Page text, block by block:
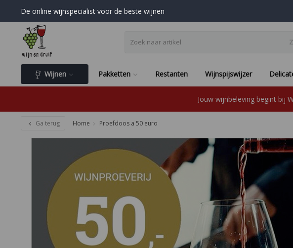
De online wijnspecialist voor de beste wijnen
Wijnen Pakketten Restanten Wijnspijswijzer
Jouw wijnbeleving begint bij
Ga terug Home Proefdoos a 50 euro